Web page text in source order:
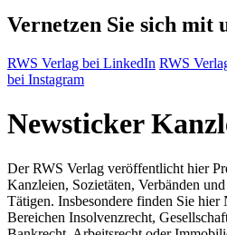
Vernetzen Sie sich mit
RWS Verlag bei LinkedIn RWS
bei Instagram
Newsticker
Der RWS Verlag veröffentlicht hier
Kanzleien, Sozietäten, Verbänden
Tätigen. Insbesondere finden Sie hier
Bereichen Insolvenzrecht,